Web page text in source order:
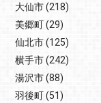
大仙市(218)
美郷町(29)
仙北市(125)
横手市(242)
湯沢市(88)
羽後町(51)